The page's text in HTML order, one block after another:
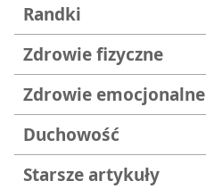
Randki
Zdrowie fizyczne
Zdrowie emocjonalne
Duchowość
Starsze artykuły